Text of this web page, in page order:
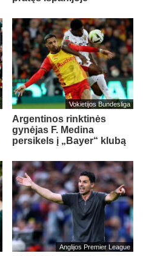
Vokietijos Bundesliga
Argentinos rinktinės
gynėjas F. Medina
persikels į „Bayer“ klubą
Anglijos Premier League